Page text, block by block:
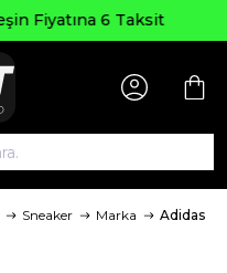
Sneaker Marka Adidas